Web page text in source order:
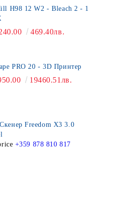
W2 - Bleach 2 - 1
469.40лв.
PRO 20 - 3D Принтер
19460.51лв.
Freedom X3 3.0
+359 878 810 817